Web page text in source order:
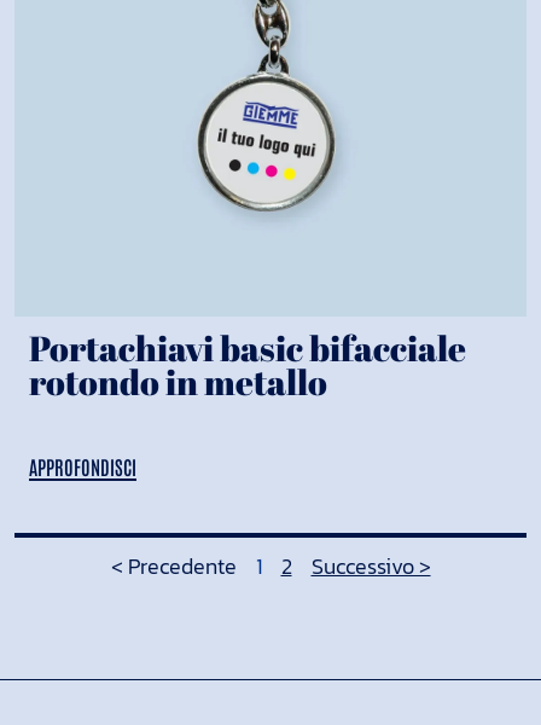
Portachiavi basic bifacciale
rotondo in metallo
APPROFONDISCI
< Precedente 1 2 Successivo >